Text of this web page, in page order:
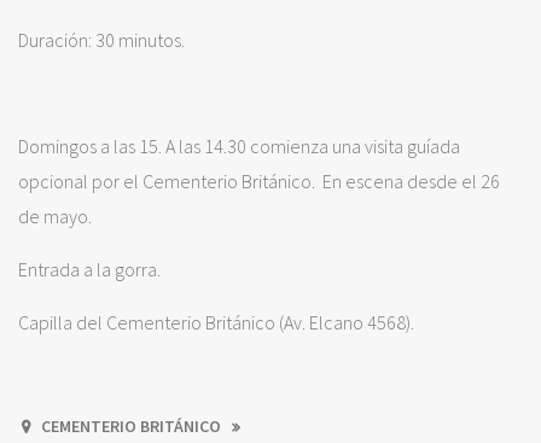
Duración: 30 minutos.
Domingos a las 15. A las 14.30 comienza una visita guíada
opcional por el Cementerio Británico. En escena desde el 26
de mayo.
Entrada a la gorra.
Capilla del Cementerio Británico (Av. Elcano 4568).
CEMENTERIO BRITÁNICO